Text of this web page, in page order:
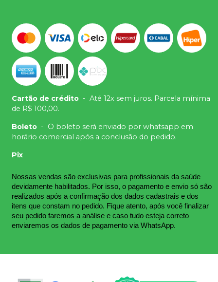
Cartão de crédito - Até 12x sem juros. Parcela mínima
de R$ 100,00.
Boleto - O boleto será enviado por whatsapp em
horário comercial após a conclusão do pedido.
Pix
Nossas vendas são exclusivas para profissionais da saúde
devidamente habilitados. Por isso, o pagamento e envio só são
realizados após a confirmação dos dados cadastrais e dos
itens que constam no pedido. Fique atento, após você finalizar
seu pedido faremos a análise e caso tudo esteja correto
enviaremos os dados de pagamento via WhatsApp.